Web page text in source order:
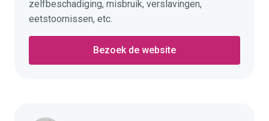
zelfbeschadiging, misbruik, verslavingen,
eetstoornissen, etc.
Bezoek de website